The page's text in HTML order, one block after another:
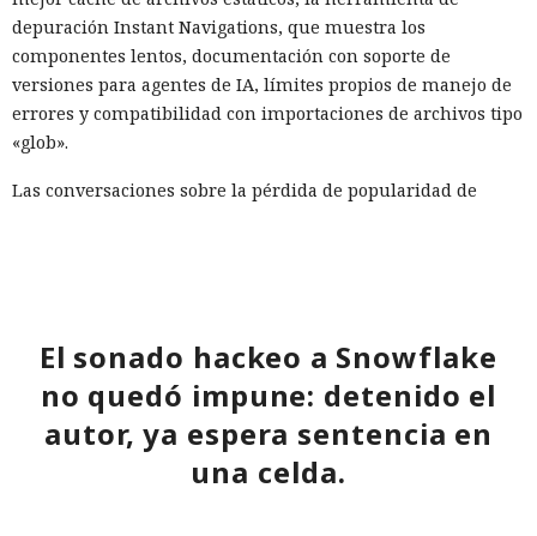
depuración Instant Navigations, que muestra los
componentes lentos, documentación con soporte de
versiones para agentes de IA, límites propios de manejo de
errores y compatibilidad con importaciones de archivos tipo
«glob».
Las conversaciones sobre la pérdida de popularidad de
El sonado hackeo a Snowflake
no quedó impune: detenido el
autor, ya espera sentencia en
una celda.